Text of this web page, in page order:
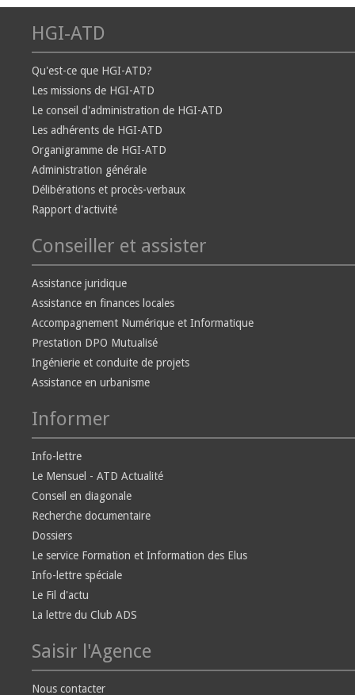
HGI-ATD
Qu'est-ce que HGI-ATD?
Les missions de HGI-ATD
Le conseil d'administration de HGI-ATD
Les adhérents de HGI-ATD
Organigramme de HGI-ATD
Administration générale
Délibérations et procès-verbaux
Rapport d'activité
Conseiller et assister
Assistance juridique
Assistance en finances locales
Accompagnement Numérique et Informatique
Prestation DPO Mutualisé
Ingénierie et conduite de projets
Assistance en urbanisme
Informer
Info-lettre
Le Mensuel - ATD Actualité
Conseil en diagonale
Recherche documentaire
Dossiers
Le service Formation et Information des Elus
Info-lettre spéciale
Le Fil d'actu
La lettre du Club ADS
Saisir l'Agence
Nous contacter